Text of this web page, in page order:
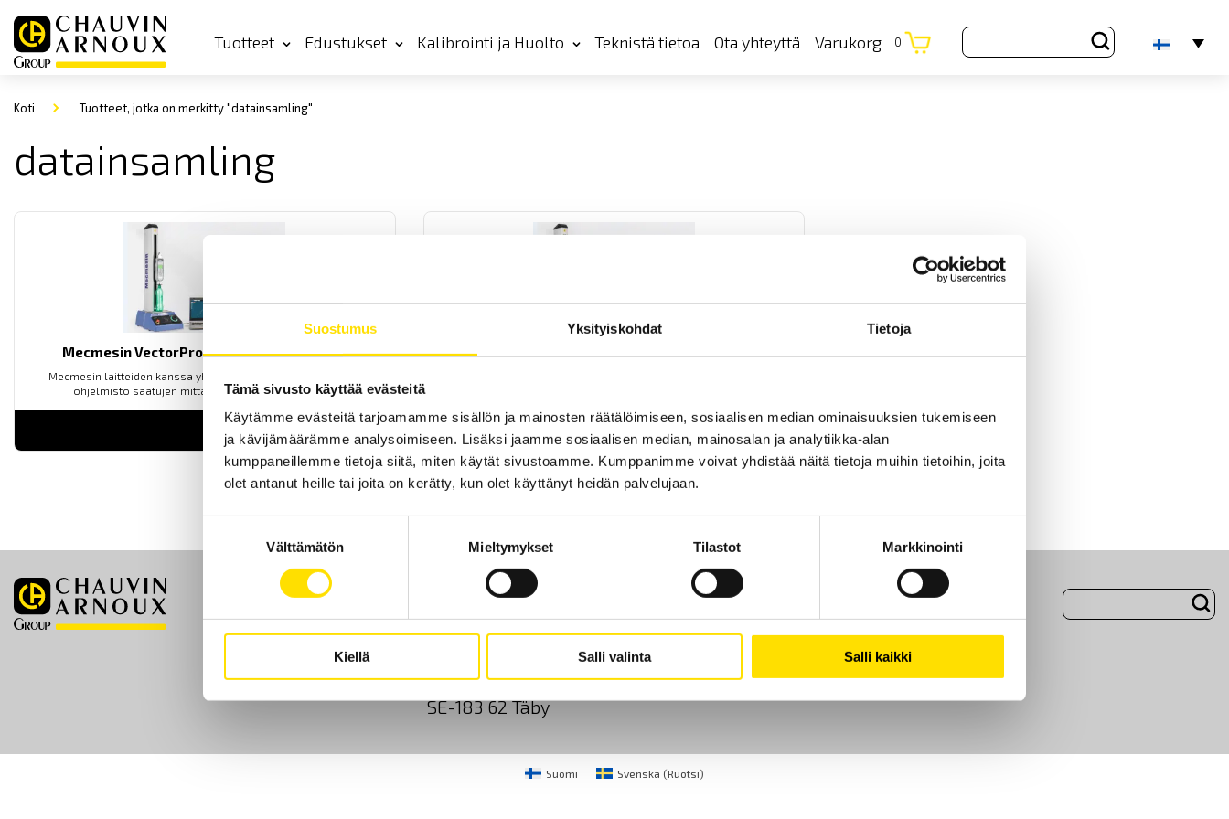
Suostumus Yksityiskohdat Tietoja
Tämä sivusto käyttää evästeitä
Käytämme evästeitä tarjoamamme sisällön ja mainosten räätälöimiseen, sosiaalisen median ominaisuuksien tukemiseen
ja kävijämäärämme analysoimiseen. Lisäksi jaamme sosiaalisen median, mainosalan ja analytiikka-alan
kumppaneillemme tietoja siitä, miten käytät sivustoamme. Kumppanimme voivat yhdistää näitä tietoja muihin tietoihin, joita
olet antanut heille tai joita on kerätty, kun olet käyttänyt heidän palvelujaan.
valinta
Välttämätön Mieltymykset Tilastot Markkinointi
Kiellä Salli valinta Salli kaikki
Tuotteet Edustukset Kalibrointi ja Huolto Teknistä tietoa Ota yhteyttä Varukorg 0
Koti Tuotteet, jotka on merkitty "datainsamling"
datainsamling
Mecmesin VectorPro -ohjelmiston päivitys
Mecmesin laitteiden kanssa yhteensopiva VectorPro™ Lite -
ohjelmisto saatujen mittaustulosten analysointiin.
LUE LISÄÄ
Etusivu Ota yhteyttä Tietoa meistä Evästeet
Sjöflygvägen 35
SE-183 62 Täby
+46 8 50 52 68 00
info@chauvin-arnoux.fi
Suomi Svenska (Ruotsi)